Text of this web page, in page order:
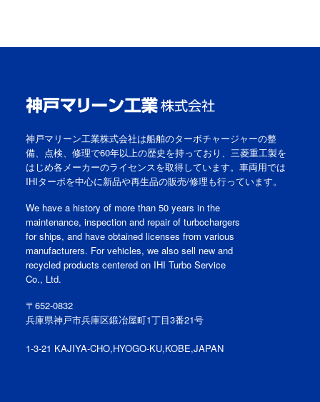
神戸マリーン工業株式会社は船舶のターボチャージャーの整
備、点検、修理で60年以上の歴史を持っており、三菱重工製を
はじめ各メーカーのライセンスを取得しています。車両用では
IHIターボを中心に新品や再生品の販売/修理も行っています。
We have a history of more than 50 years in the
maintenance, inspection and repair of turbochargers
for ships, and have obtained licenses from various
manufacturers. For vehicles, we also sell new and
recycled products centered on IHI Turbo Service
Co., Ltd.
〒652-0832
兵庫県神戸市兵庫区鍛冶屋町1丁目3番21号
1-3-21 KAJIYA-CHO,HYOGO-KU,KOBE,JAPAN